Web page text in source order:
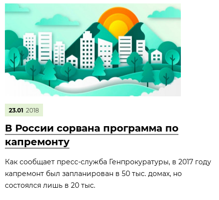
23.01 2018
В России сорвана программа по
капремонту
Как сообщает пресс-служба Генпрокуратуры, в 2017 году
капремонт был запланирован в 50 тыс. домах, но
состоялся лишь в 20 тыс.